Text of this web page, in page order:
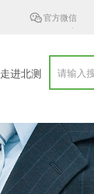
明年3月起充电...
官方微信
走进北测